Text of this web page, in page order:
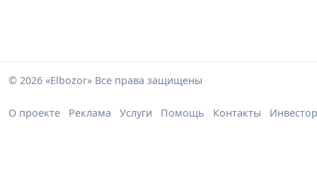
© 2026 «Elbozor» Все права защищены
О проекте Реклама Услуги Помощь Контакты